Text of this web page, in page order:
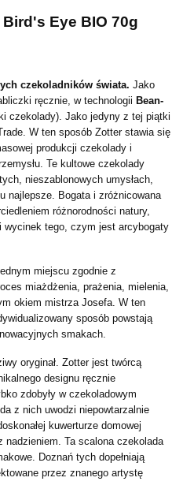
Eye BIO 70g
czekoladników świata. Jako
ręcznie, w technologii Bean-
czekolady). Jako jedyny z tej piątki
W ten sposób Zotter stawia się
produkcji czekolady i
Te kultowe czekolady
nieszablonowych umysłach,
najlepsze. Bogata i zróżnicowana
różnorodności natury,
wycinek tego, czym jest arcybogaty
miejscu zgodnie z
miażdżenia, prażenia, mielenia,
okiem mistrza Josefa. W ten
sposób powstają
smakach.
oryginał. Zotter jest twórcą
designu ręcznie
zdobyły w czekoladowym
z nich uwodzi niepowtarzalnie
kuwerturze domowej
nadzieniem. Ta scalona czekolada
Doznań tych dopełniają
przez znanego artystę